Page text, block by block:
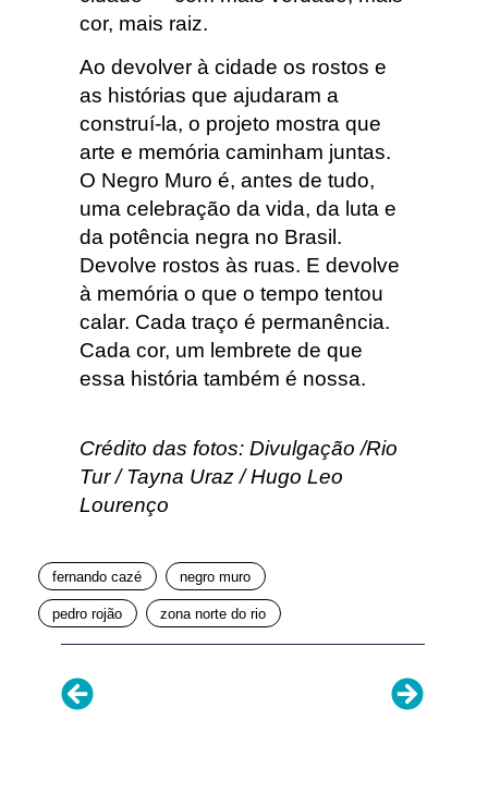
cor, mais raiz.
Ao devolver à cidade os rostos e
as histórias que ajudaram a
construí-la, o projeto mostra que
arte e memória caminham juntas.
O Negro Muro é, antes de tudo,
uma celebração da vida, da luta e
da potência negra no Brasil.
Devolve rostos às ruas. E devolve
à memória o que o tempo tentou
calar. Cada traço é permanência.
Cada cor, um lembrete de que
essa história também é nossa.
Crédito das fotos: Divulgação /Rio
Tur / Tayna Uraz / Hugo Leo
Lourenço
fernando cazé negro muro
pedro rojão zona norte do rio